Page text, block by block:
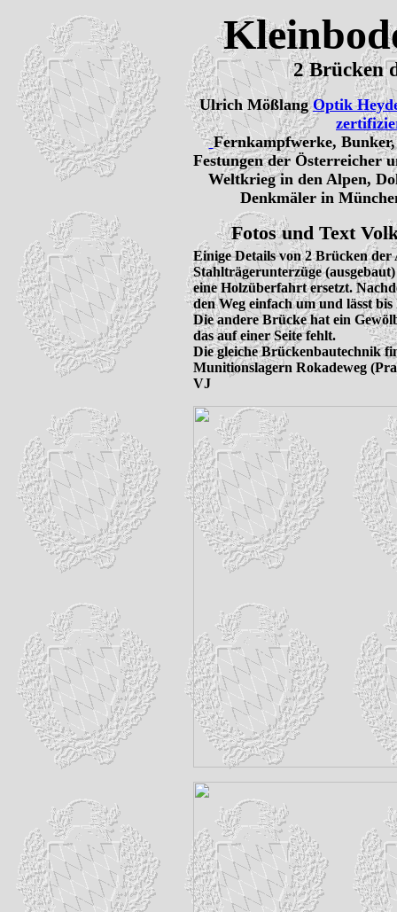
2 Brücken
Ulrich MößlangOptik
Fernkampfwerke,
Festungen der Österreicher
Weltkrieg in den Alpen,
Denkmäler in
Fotos und Text
Einige Details von 2 Brücken
Stahlträgerunterzüge
eine Holzüberfahrt ersetzt.
den Weg einfach um und lässt
Die andere Brücke hat ein
das auf einer Seite fehlt.
Die gleiche Brückenbautechnik
Munitionslagern Rokadeweg
VJ